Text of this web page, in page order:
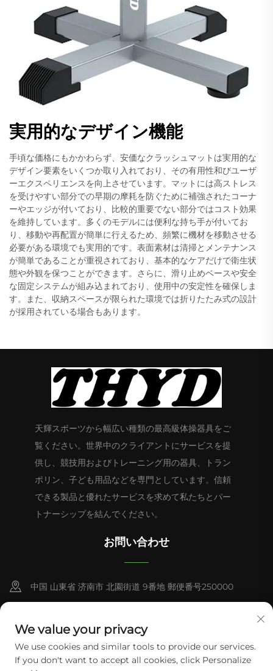
実用的なデザイン機能
手頃な価格にもかかわらず、安価なクラッシュマットは実用的な
デザイン要素をいくつか取り入れており、その有用性和びユーザ
ーエクスペリエンスを向上させています。マットには高ストレス
を受けやすい部分での早期の摩耗を防ぐために補強されたコーナ
ーやエッジが付いており、比較的重要でない部分ではコスト効果
を維持しています。多くのモデルには便利な持ち手が付いてお
り、移動や再配置が簡単に行えるため、頻繁に機材を移動させる
必要がある環境でも実用的です。表面素材は清掃とメンテナンス
が簡単であることが重視されており、基本的なケアだけで衛生状
態や外観を保つことができます。さらに、滑り止めベースや安全
な固定システムが組み込まれており、使用中の安定性を確保しま
す。また、収納スペースが限られた環境では折りたたみ式の設計
が採用されている場合もあります。
天輝スポーツから幅広い種類の最高級体操器具をご
覧ください。世界中のクライアントにサービスを提
供し、競技用およびトレーニング用の器具、トラン
ポリン、子ども用品などを専門としています。信頼
できる製品と優れたサービスを求めて私たちとパー
トナーシップを結んでください。
お問い合わせ
中国 山東省 济南市 北園街道 9番地 郵便番号250000
[email protected]
We value your privacy
We use cookies and similar tools to provide our services.
If you don't want to accept all cookies, click Personalize